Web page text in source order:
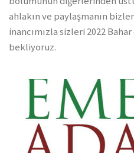
ahlakın ve paylaşmanın
inancımızla sizleri 2022
bekliyoruz.